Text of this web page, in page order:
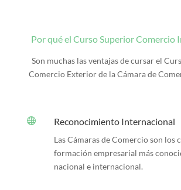
Por qué el Curso Superior Comercio
Son muchas las ventajas de cursar el
Comercio Exterior de la Cámara de
 Reconocimiento Internacional
Las Cámaras de Comercio son los
formación empresarial más
nacional e internacional.